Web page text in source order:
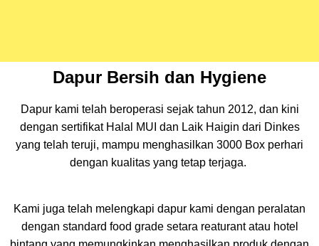
Dapur Bersih dan Hygiene
Dapur kami telah beroperasi sejak tahun 2012, dan kini
dengan sertifikat Halal MUI dan Laik Haigin dari Dinkes
yang telah teruji, mampu menghasilkan 3000 Box perhari
dengan kualitas yang tetap terjaga.
Kami juga telah melengkapi dapur kami dengan peralatan
dengan standard food grade setara reaturant atau hotel